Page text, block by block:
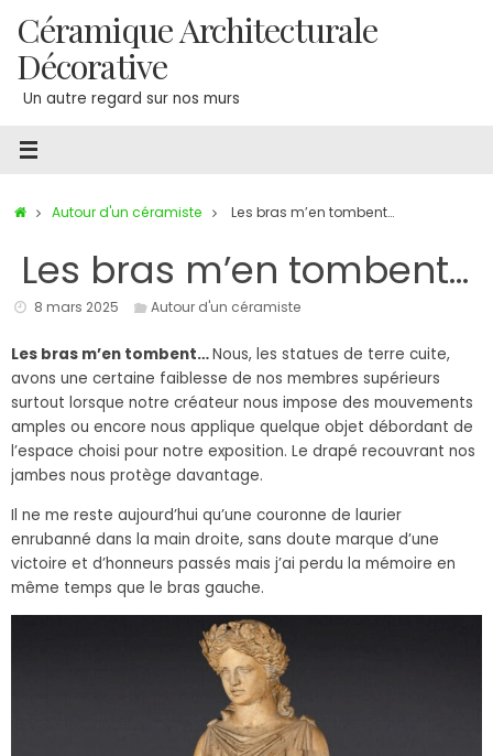
contenu
Céramique Architecturale
Décorative
Un autre regard sur nos murs
Accueil
Autour d'un céramiste Les bras m’en tombent…
Les bras m’en tombent…
8 mars 2025 Autour d'un céramiste
Les bras m’en tombent…Nous, les statues de terre cuite,
avons une certaine faiblesse de nos membres supérieurs
surtout lorsque notre créateur nous impose des mouvements
amples ou encore nous applique quelque objet débordant de
l’espace choisi pour notre exposition. Le drapé recouvrant nos
jambes nous protège davantage.
Il ne me reste aujourd’hui qu’une couronne de laurier
enrubanné dans la main droite, sans doute marque d’une
victoire et d’honneurs passés mais j’ai perdu la mémoire en
même temps que le bras gauche.